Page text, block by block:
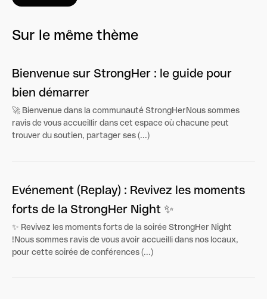
Sur le même thème
Bienvenue sur StrongHer : le guide pour
bien démarrer
🚀 Bienvenue dans la communauté StrongHerNous sommes
ravis de vous accueillir dans cet espace où chacune peut
trouver du soutien, partager ses (...)
Evénement (Replay) : Revivez les moments
forts de la StrongHer Night ✨
✨ Revivez les moments forts de la soirée StrongHer Night
!Nous sommes ravis de vous avoir accueilli dans nos locaux,
pour cette soirée de conférences (...)